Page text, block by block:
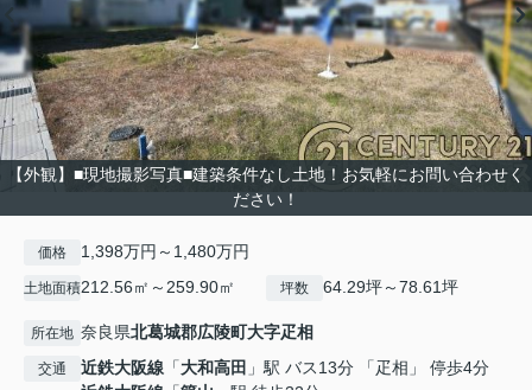
【外観】■現地撮影写真■建築条件なし土地！お気軽にお問い合わせく
ださい！
価格 1,398万円～1,480万円
土地面積212.56㎡～259.90㎡ 坪数 64.29坪～78.61坪
所在地 奈良県北葛城郡広陵町大字疋相
交通 近鉄大阪線 「大和高田 」駅 バス13分 「疋相」 停歩4分